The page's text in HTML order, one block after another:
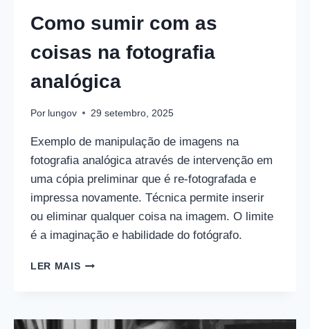
Como sumir com as
coisas na fotografia
analógica
Por lungov 29 setembro, 2025
Exemplo de manipulação de imagens na
fotografia analógica através de intervenção em
uma cópia preliminar que é re-fotografada e
impressa novamente. Técnica permite inserir
ou eliminar qualquer coisa na imagem. O limite
é a imaginação e habilidade do fotógrafo.
LER MAISCOMO
COISAS